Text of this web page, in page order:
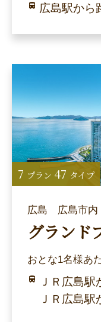
広島駅から
広島 広島市内
グランド
おとな1名様あ
ＪＲ広島駅
ＪＲ広島駅
7 プラン 47 タイプ